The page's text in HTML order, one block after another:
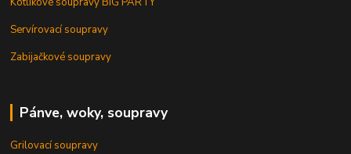
Servírovací soupravy
Zabijačkové soupravy
Pánve, woky, soupravy
Grilovací soupravy